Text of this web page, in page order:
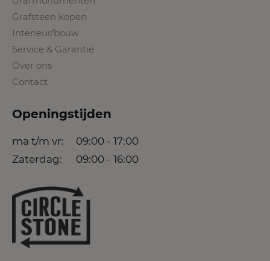
Grafsteen kopen
Interieur/bouw
Service & Garantie
Over ons
Contact
Openingstijden
ma t/m vr:
09:00 - 17:00
Zaterdag:
09:00 - 16:00